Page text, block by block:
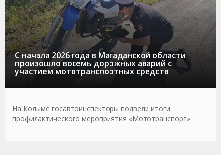
С начала 2026 года в Магаданской области
произошло восемь дорожных аварий с
участием мототранспортных средств
На Колыме госавтоинспекторы подвели итоги
профилактического мероприятия «Мототранспорт»